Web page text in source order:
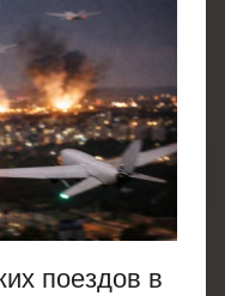
поездов в